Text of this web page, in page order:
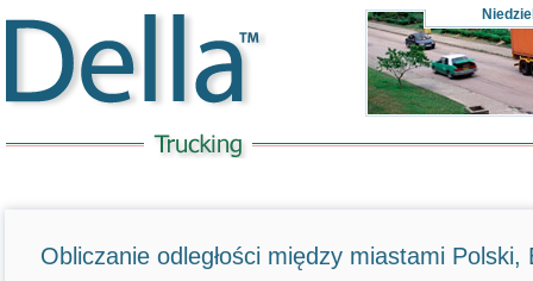
Obliczanie odległości między miastami Polski,